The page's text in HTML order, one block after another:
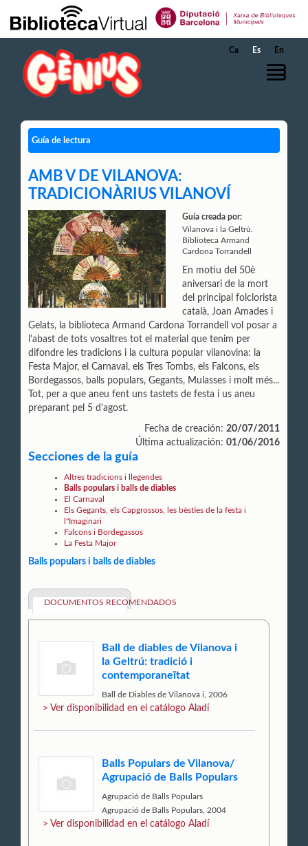
Saltar al contenido principal
Ca Es En
Guía de lectura
AMB V DE VILANOVA:
TRADICIONÀRIUS VILANOVÍ
Guía creada por:
Vilanova i la Geltrú.
Biblioteca Armand
Cardona Torrandell
En motiu del 50è
aniversari de la mort
del principal folclorista
català, Joan Amades i
Gelats, la biblioteca Armand Cardona Torrandell vol posar a
l'abast de tots vosaltres tot el material que tenim per
difondre les tradicions i la cultura popular vilanovina: la
Festa Major, el Carnaval, els Tres Tombs, els Falcons, els
Bordegassos, balls populars, Gegants, Mulasses i molt més...
Tot, per a que aneu fent uns tastets de festa i us aneu
preparant pel 5 d'agost.
Fecha de creación: 20/07/2011
Última actualización: 01/06/2016
Secciones de la guía
Altres tradicions i llegendes
Balls populars i balls de diables
El Carnaval
Els Gegants, els Capgrossos, les bèsties de la festa i
l''Imaginari
Falcons i Bordegassos
La Festa Major
Balls populars i balls de diables
DOCUMENTOS RECOMENDADOS
Ball de diables de Vilanova i
la Geltrú: tradició i
contemporaneïtat
Ball de Diables de Vilanova i, 2006
> Ver disponibilidad en el catálogo Aladí
Balls Populars de Vilanova/
Agrupació de Balls Populars
Agrupació de Balls Populars
Agrupació de Balls Populars, 2004
> Ver disponibilidad en el catálogo Aladí